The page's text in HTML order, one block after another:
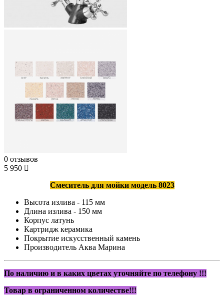
0 отзывов
5 950
Смеситель для мойки модель 8023
Высота излива - 115 мм
Длина излива - 150 мм
Корпус латунь
Картридж керамика
Покрытие искусственный камень
Производитель Аква Марина
По наличию и в каких цветах уточняйте по телефону !!!
Товар в ограниченном количестве!!!